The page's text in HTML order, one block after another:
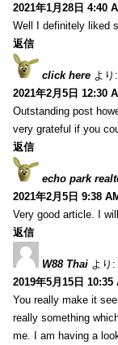
2021年1月28日 4:40
Well I definitely liked
返信
click here より:
2021年2月5日 12:30
Outstanding post
very grateful if you
返信
echo park
2021年2月5日 9:38
Very good article. I
返信
W88 Thai より:
2019年5月15日 10:35
You really make it
really something
me. I am having a